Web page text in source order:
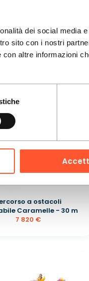
dei social media
sito con i nostri
altre informazioni
di caramelle -
con scivolo
a ostacoli
Caramelle - 30 m
7 820 €